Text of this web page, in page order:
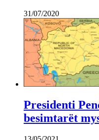
31/07/2020
Presidenti
besimtarët